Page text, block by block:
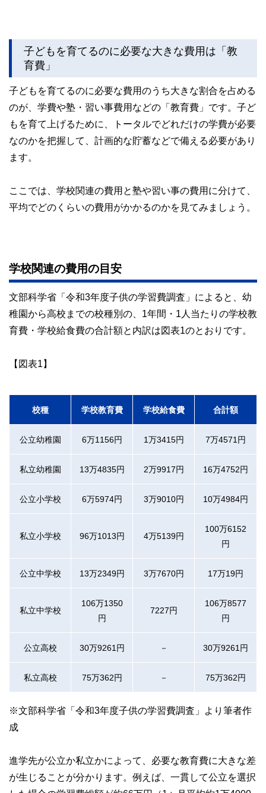
子どもを育てるのに必要な大きな費用は「教
育費」
子どもを育てるのに必要な費用のうち大きな割合を占める
のが、学費や塾・習い事費用などの「教育費」です。子ど
もを育て上げるために、トータルでどれだけの学費が必要
なのかを把握して、計画的な貯蓄などで備える必要があり
ます。
ここでは、学校関連の費用と塾や習い事の費用に分けて、
平均でどのくらいの費用がかかるのかを見てみましょう。
学校関連の費用の目安
文部科学省「令和3年度子供の学習費調査」によると、幼
稚園から高校までの校種別の、1年間・1人当たりの学校教
育費・学校給食費の合計額と内訳は図表1のとおりです。
【図表1】
校種 学校教育費 学校給食費 合計額
公立幼稚園 6万1156円 1万3415円 7万4571円
私立幼稚園 13万4835円 2万9917円 16万4752円
公立小学校 6万5974円 3万9010円 10万4984円
私立小学校 96万1013円 4万5139円
100万6152
円
公立中学校 13万2349円 3万7670円 17万19円
私立中学校
106万1350
円
7227円
106万8577
円
公立高校 30万9261円 － 30万9261円
私立高校 75万362円 － 75万362円
※文部科学省「令和3年度子供の学習費調査」より筆者作
成
進学先が公立か私立かによって、必要な教育費に大きな差
が生じることが分かります。例えば、一貫して公立を選択